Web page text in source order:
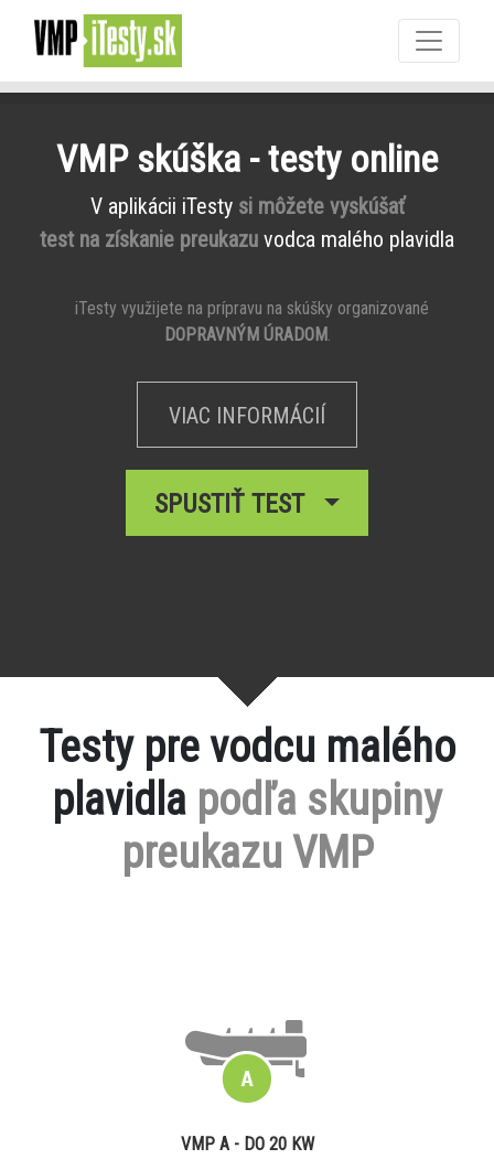
VMP skúška - testy online
V aplikácii iTesty si môžete vyskúšať
test na získanie preukazu vodca malého plavidla
iTesty využijete na prípravu na skúšky organizované
DOPRAVNÝM ÚRADOM.
VIAC INFORMÁCIÍ
SPUSTIŤ TEST
Testy pre vodcu malého
plavidla podľa skupiny
preukazu VMP
VMP A - DO 20 KW